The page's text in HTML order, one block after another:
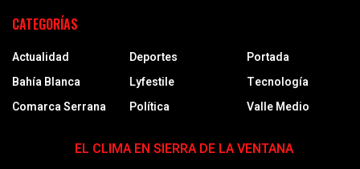
CATEGORÍAS
Actualidad
Bahía Blanca
Comarca Serrana
Deportes
Lyfestile
Política
Portada
Tecnología
Valle Medio
EL CLIMA EN SIERRA DE LA VENTANA